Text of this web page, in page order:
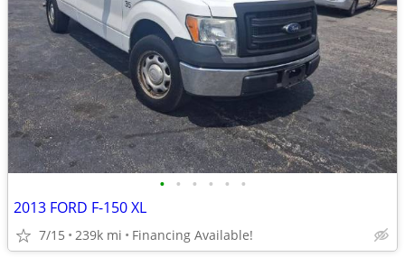
• • • • • •
2013 FORD F-150 XL
7/15 239k mi Financing Available!